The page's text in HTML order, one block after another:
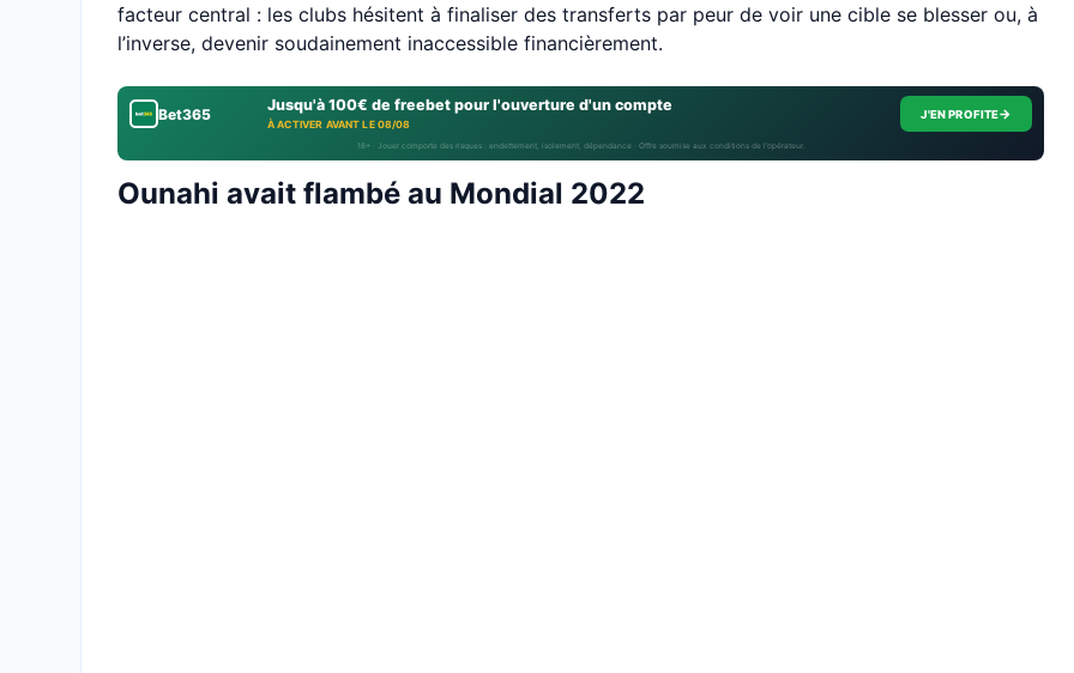
facteur central : les clubs hésitent à finaliser des transferts par peur de voir une cible se blesser ou, à
l’inverse, devenir soudainement inaccessible financièrement.
Bet365 Jusqu'à 100€ de freebet pour l'ouverture d'un compte
À ACTIVER AVANT LE 08/08
J'EN PROFITE→
18+ · Jouer comporte des risques : endettement, isolement, dépendance · Offre soumise aux conditions de l’opérateur.
Ounahi avait flambé au Mondial 2022